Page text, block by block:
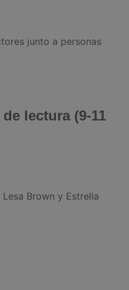
junto a personas
lectura (9-11
Brown y Estrella